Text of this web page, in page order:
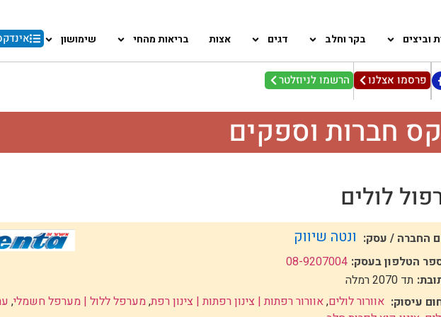
וביצים בקר וחלב דגים אצות בריאות מהחי שימושון
פרסמו אצלנו הרשמו לניוזלטר
חברות וספקים
לולים
החברה / עסק: ונטה שיווק
הטלפון בעסק: 08-9207004
תד 2070 רמלה
עיסוק: אוורור לולים,אוורור רפתות | צינון רפתות | צינון רפת,מערפל ללול | מערפל חשמלי,